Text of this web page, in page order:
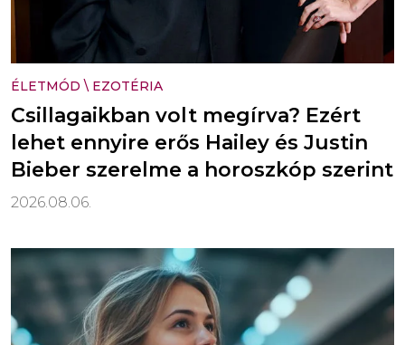
ÉLETMÓD \ EZOTÉRIA
Csillagaikban volt megírva? Ezért
lehet ennyire erős Hailey és Justin
Bieber szerelme a horoszkóp szerint
2026.08.06.